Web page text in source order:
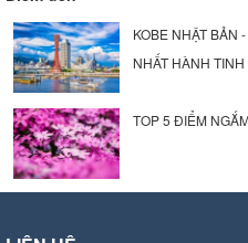
KOBE NHẬT BẢN
NHẤT HÀNH TINH
TOP 5 ĐIỂM